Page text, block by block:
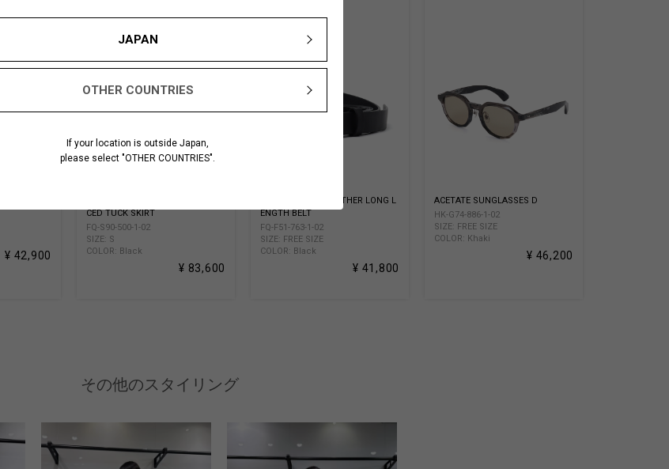
JAPAN
OTHER COUNTRIES
If your location is outside Japan,
please select "OTHER COUNTRIES".
¥ 42,900
CED TUCK SKIRT
FQ-S90-500-1-02
SIZE: S
COLOR: Black
¥ 83,600
MATT SOFT OIL LEATHER LONG L
ENGTH BELT
FQ-F51-763-1-02
SIZE: FREE SIZE
COLOR: Black
¥ 41,800
ACETATE SUNGLASSES D
HK-G74-886-1-02
SIZE: FREE SIZE
COLOR: Khaki
¥ 46,200
その他のスタイリング